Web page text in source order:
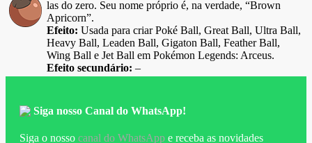
las do zero. Seu nome próprio é, na verdade, “Brown
Apricorn”.
Efeito: Usada para criar Poké Ball, Great Ball, Ultra Ball,
Heavy Ball, Leaden Ball, Gigaton Ball, Feather Ball,
Wing Ball e Jet Ball em Pokémon Legends: Arceus.
Efeito secundário: –
Siga nosso Canal do WhatsApp!
Siga o nosso canal do WhatsApp e receba as novidades